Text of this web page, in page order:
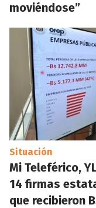
moviéndose”
Situación
Mi Teleférico,
14 firmas
que recibieron